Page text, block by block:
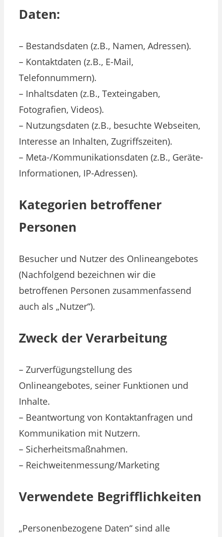
Daten:
– Bestandsdaten (z.B., Namen, Adressen).
– Kontaktdaten (z.B., E-Mail,
Telefonnummern).
– Inhaltsdaten (z.B., Texteingaben,
Fotografien, Videos).
– Nutzungsdaten (z.B., besuchte Webseiten,
Interesse an Inhalten, Zugriffszeiten).
– Meta-/Kommunikationsdaten (z.B., Geräte-
Informationen, IP-Adressen).
Kategorien betroffener
Personen
Besucher und Nutzer des Onlineangebotes
(Nachfolgend bezeichnen wir die
betroffenen Personen zusammenfassend
auch als „Nutzer“).
Zweck der Verarbeitung
– Zurverfügungstellung des
Onlineangebotes, seiner Funktionen und
Inhalte.
– Beantwortung von Kontaktanfragen und
Kommunikation mit Nutzern.
– Sicherheitsmaßnahmen.
– Reichweitenmessung/Marketing
Verwendete Begrifflichkeiten
„Personenbezogene Daten“ sind alle